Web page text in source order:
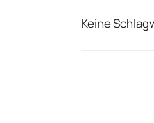
Keine